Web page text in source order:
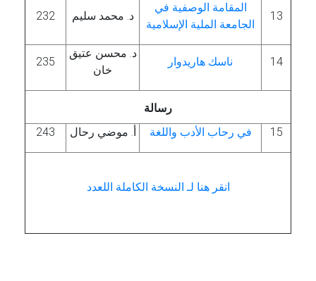
13
المقامة الوصفية في
الجامعة الملية الإسلامية
د. محمد سليم 232
14 ناسك هاريدوار
د. محسن عتيق
خان
235
رسالة
15
في رحاب الأدب واللغة أ. موضي رحال 243
انقر هنا لـ النسخة الكاملة اللعدد